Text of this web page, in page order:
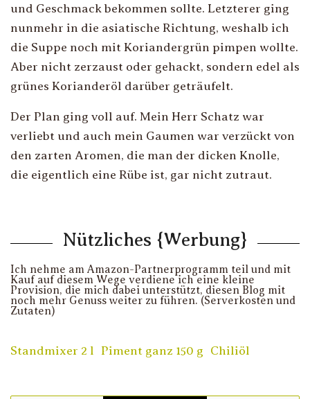
und Geschmack bekommen sollte. Letzterer ging
nunmehr in die asiatische Richtung, weshalb ich
die Suppe noch mit Koriandergrün pimpen wollte.
Aber nicht zerzaust oder gehackt, sondern edel als
grünes Korianderöl darüber geträufelt.
Der Plan ging voll auf. Mein Herr Schatz war
verliebt und auch mein Gaumen war verzückt von
den zarten Aromen, die man der dicken Knolle,
die eigentlich eine Rübe ist, gar nicht zutraut.
Nützliches {Werbung}
Ich nehme am Amazon-Partnerprogramm teil und mit
Kauf auf diesem Wege verdiene ich eine kleine
Provision, die mich dabei unterstützt, diesen Blog mit
noch mehr Genuss weiter zu führen. (Serverkosten und
Zutaten)
Standmixer 2 l Piment ganz 150 g Chiliöl